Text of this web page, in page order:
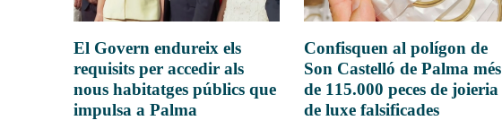
El Govern endureix els
requisits per accedir als
nous habitatges públics que
impulsa a Palma
Confisquen al polígon de
Son Castelló de Palma més
de 115.000 peces de joieria
de luxe falsificades